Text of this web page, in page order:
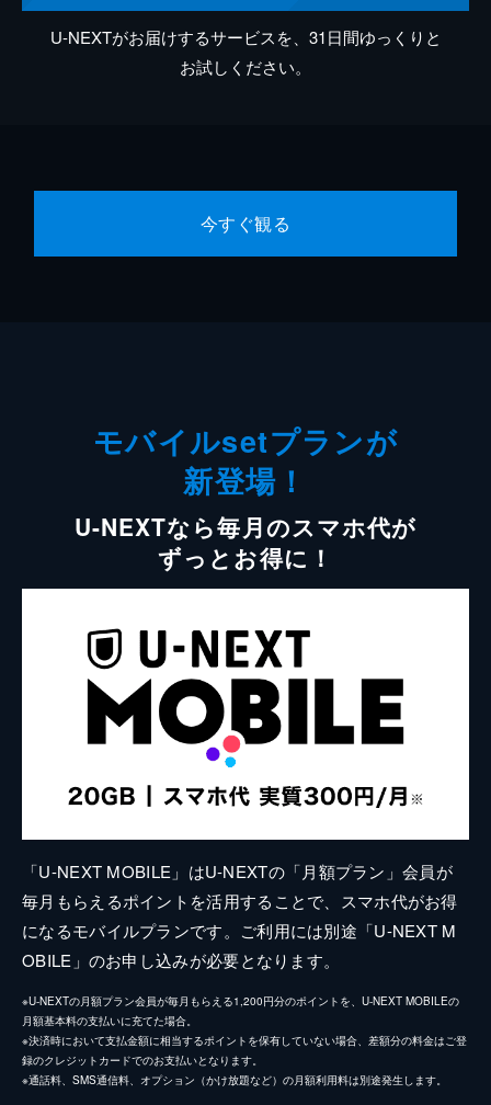
U-NEXTがお届けするサービスを、31日間ゆっくりと
お試しください。
今すぐ観る
モバイルsetプランが
新登場！
U-NEXTなら毎月のスマホ代が
ずっとお得に！
「U-NEXT MOBILE」はU-NEXTの「月額プラン」会員が
毎月もらえるポイントを活用することで、スマホ代がお得
になるモバイルプランです。ご利用には別途「U-NEXT M
OBILE」のお申し込みが必要となります。
※U-NEXTの月額プラン会員が毎月もらえる1,200円分のポイントを、U-NEXT MOBILEの
月額基本料の支払いに充てた場合。
※決済時において支払金額に相当するポイントを保有していない場合、差額分の料金はご登
録のクレジットカードでのお支払いとなります。
※通話料、SMS通信料、オプション（かけ放題など）の月額利用料は別途発生します。